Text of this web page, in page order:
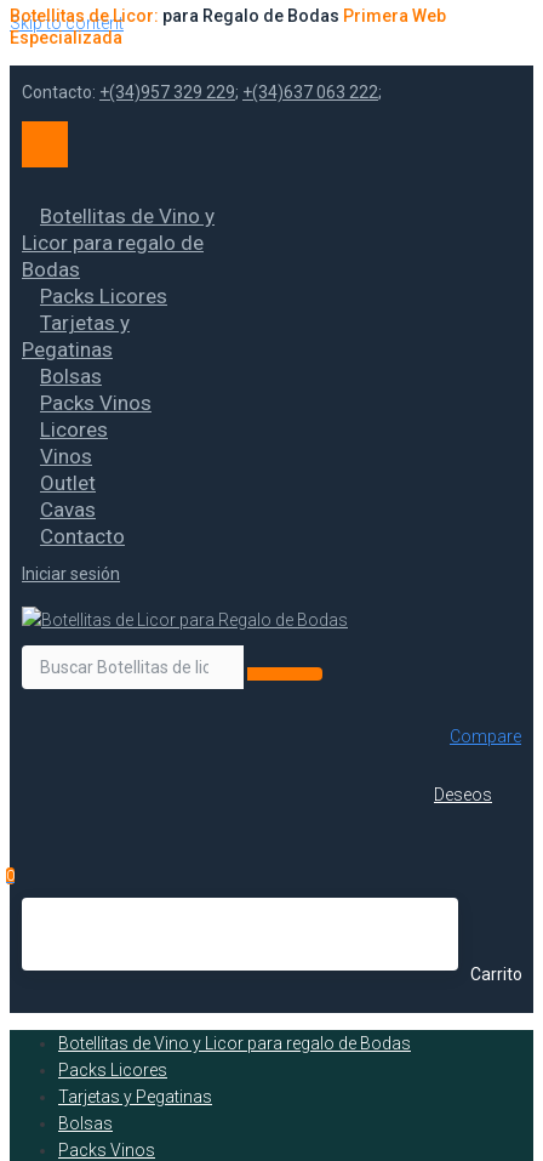
Skip to content
Botellitas de Licor: para Regalo de Bodas Primera Web
Especializada
Contacto: +(34)957 329 229; +(34)637 063 222;
Botellitas de Vino y
Licor para regalo de
Bodas
Packs Licores
Tarjetas y
Pegatinas
Bolsas
Packs Vinos
Licores
Vinos
Outlet
Cavas
Contacto
Iniciar sesión
Compare
Deseos
0
Carrito
Botellitas de Vino y Licor para regalo de Bodas
Packs Licores
Tarjetas y Pegatinas
Bolsas
Packs Vinos